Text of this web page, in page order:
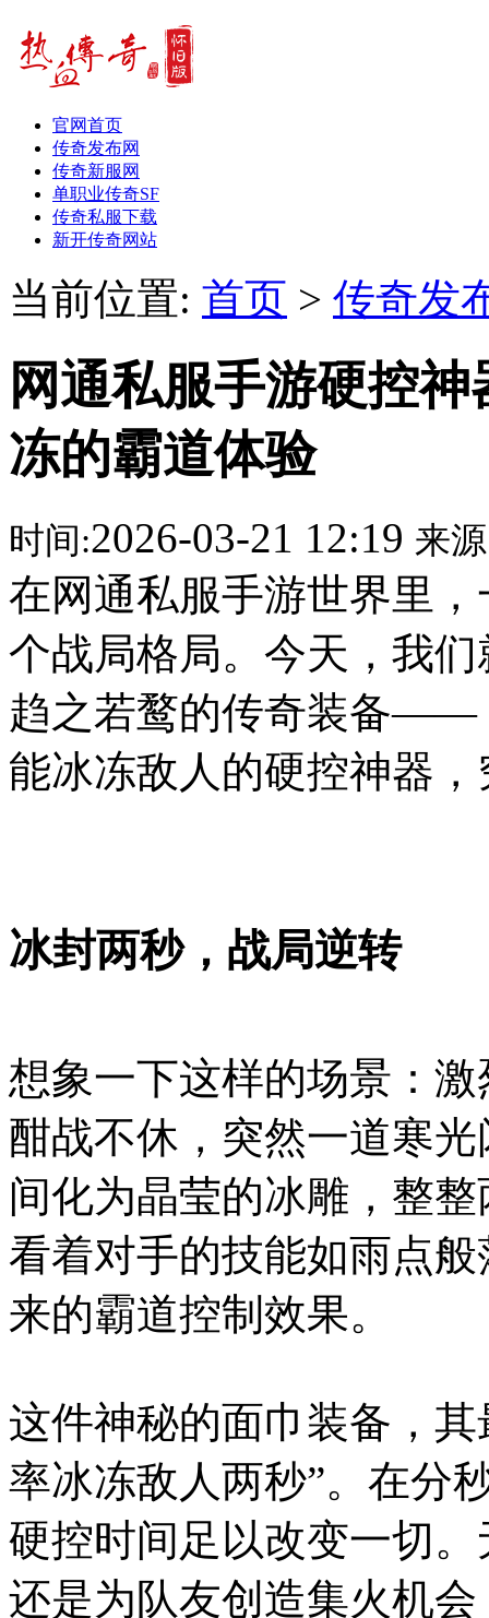
官网首页
传奇发布网
传奇新服网
单职业传奇SF
传奇私服下载
新开传奇网站
当前位置: 首页 > 传奇发
网通私服手游硬控
冻的霸道体验
时间:2026-03-21 12:19 来
在网通私服手游世界里
个战局格局。今天，我
趋之若鹜的传奇装备——
能冰冻敌人的硬控神器
冰封两秒，战局逆转
想象一下这样的场景：
酣战不休，突然一道寒
间化为晶莹的冰雕，整
看着对手的技能如雨点
来的霸道控制效果。
这件神秘的面巾装备，
率冰冻敌人两秒”。在分
硬控时间足以改变一切
还是为队友创造集火机